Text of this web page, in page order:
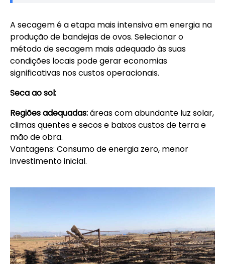
A secagem é a etapa mais intensiva em energia na
produção de bandejas de ovos. Selecionar o
método de secagem mais adequado às suas
condições locais pode gerar economias
significativas nos custos operacionais.
Seca ao sol:
Regiões adequadas:áreas com abundante luz solar,
climas quentes e secos e baixos custos de terra e
mão de obra.
Vantagens: Consumo de energia zero, menor
investimento inicial.